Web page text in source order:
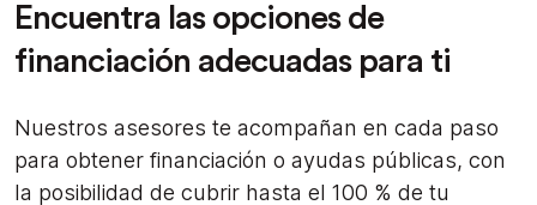
Encuentra las opciones de
financiación adecuadas para ti
Nuestros asesores te acompañan en cada paso
para obtener financiación o ayudas públicas, con
la posibilidad de cubrir hasta el 100 % de tu